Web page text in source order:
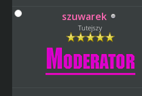
szuwarek
Tutejszy